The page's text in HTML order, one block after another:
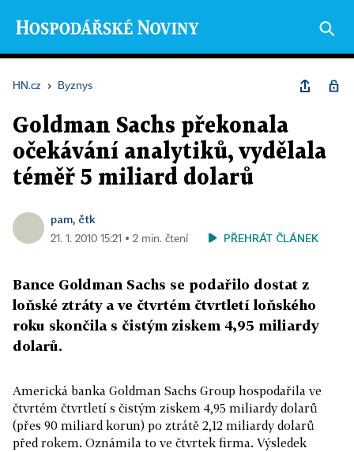
HN.cz › Byznys
Goldman Sachs překonala
očekávání analytiků, vydělala
téměř 5 miliard dolarů
pam, čtk
21. 1. 2010 15:21 ▪ 2 min. čtení PŘEHRÁT ČLÁNEK
Bance Goldman Sachs se podařilo dostat z
loňské ztráty a ve čtvrtém čtvrtletí loňského
roku skončila s čistým ziskem 4,95 miliardy
dolarů.
Americká banka Goldman Sachs Group hospodařila ve
čtvrtém čtvrtletí s čistým ziskem 4,95 miliardy dolarů
(přes 90 miliard korun) po ztrátě 2,12 miliardy dolarů
před rokem. Oznámila to ve čtvrtek firma. Výsledek